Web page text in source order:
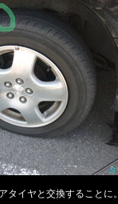
タイヤと交換することに。